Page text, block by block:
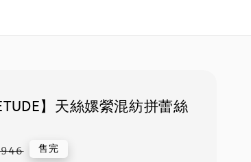
】天絲嫘縈混紡拼蕾絲
售完